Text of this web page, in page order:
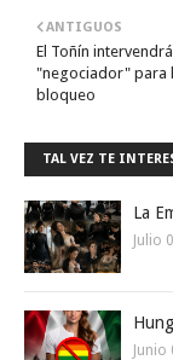
ANTIGUOS
El Toñín
"negociador" para
bloqueo
TAL VEZ TE
La
Julio
Junio